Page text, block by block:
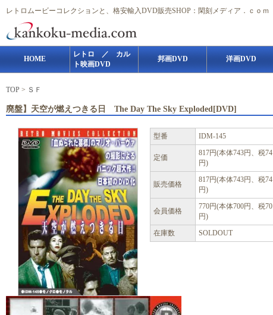
レトロムービーコレクションと、格安輸入DVD販売SHOP：閑刻メディア．ｃｏｍ
HOME
レトロ ／ カル
ト映画DVD
邦画DVD 洋画DVD
TOP > ＳＦ
廃盤】天空が燃えつきる日 The Day The Sky Exploded[DVD]
型番 IDM-145
定価
817円(本体743円、税74
円)
販売価格
817円(本体743円、税74
円)
会員価格
770円(本体700円、税70
円)
在庫数
SOLDOUT